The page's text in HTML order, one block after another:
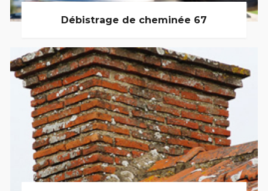
Débistrage de cheminée 67